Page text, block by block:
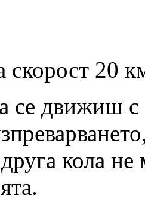
20
се движиш с
кола